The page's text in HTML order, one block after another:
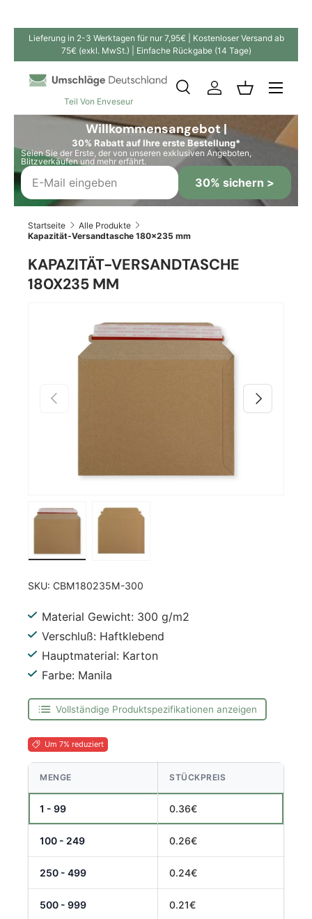
Direkt zum Inhalt
Lieferung in 2-3 Werktagen für nur 7,95€ | Kostenloser Versand ab
75€ (exkl. MwSt.) | Einfache Rückgabe (14 Tage)
Teil Von Enveseur
SuchenSuchen
SucheEinloggen
Willkommensangebot |
30% Rabatt auf Ihre erste Bestellung*
Seien Sie der Erste, der von unseren exklusiven Angeboten,
Blitzverkäufen und mehr erfährt.
30% sichern >
Startseite
Alle Produkte
Kapazität-Versandtasche 180x235 mm
KAPAZITÄT-VERSANDTASCHE
180X235 MM
Zu Produktinformationen springen
Vorherige Nächste
SKU: CBM180235M-300
Material Gewicht: 300 g/m2
Verschluß: Haftklebend
Hauptmaterial: Karton
Farbe: Manila
Vollständige Produktspezifikationen anzeigen
Um 7% reduziert
MENGE STÜCKPREIS
1 - 99 0.36€
100 - 249 0.26€
250 - 499 0.24€
500 - 999 0.21€